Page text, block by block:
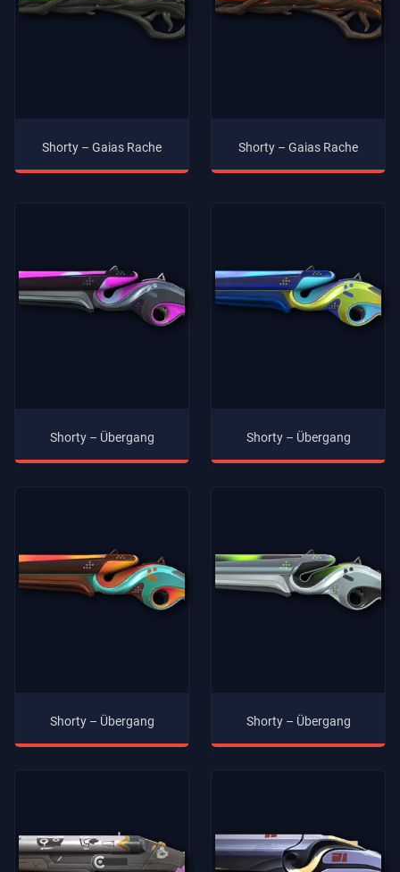
Shorty – Gaias Rache Shorty – Gaias Rache
Shorty – Übergang Shorty – Übergang
Shorty – Übergang Shorty – Übergang